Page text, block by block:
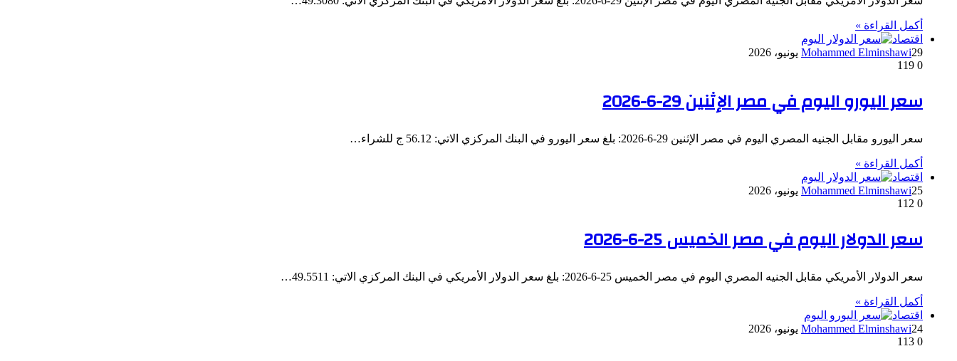
أكمل القراءة »
اقتصاد
Mohammed Elminshawi29 يونيو، 2026
0
سعر اليورو اليوم في مصر الإثنين 29-6-2026
سعر اليورو مقابل الجنيه المصري اليوم في مصر الإثنين 29-6-2026: بلغ سعر اليورو في البنك المركزي الاتي: 56.12 ج للشراء…
أكمل القراءة »
اقتصاد
Mohammed Elminshawi25 يونيو، 2026
0
سعر الدولار اليوم في مصر الخميس 25-6-2026
سعر الدولار الأمريكي مقابل الجنيه المصري اليوم في مصر الخميس 25-6-2026: بلغ سعر الدولار الأمريكي في البنك المركزي الاتي: 49.5511…
أكمل القراءة »
اقتصاد
Mohammed Elminshawi24 يونيو، 2026
0